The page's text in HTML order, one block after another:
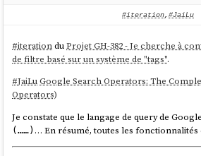
Puis ils vous remettront un questionnaire
appelé Liste de demandes d'informations
manière occulte sur ce que vous leur avez
Vous le remplirez. Vous aurez quelques
sur un rapport.
#iteration, #JaiLu
#iterationduProjet GH-382 - Je cherche à
de filtre basé sur un système de "tags".
#JaiLu Google Search Operators: The
Operators)
Je constate que le langage de query de
(……) … En résumé, toutes les fonctionnalités